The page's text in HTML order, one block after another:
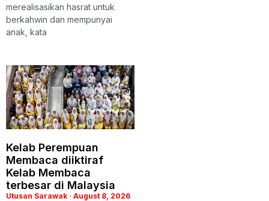
merealisasikan hasrat untuk
berkahwin dan mempunyai
anak, kata
Kelab Perempuan
Membaca diiktiraf
Kelab Membaca
terbesar di Malaysia
Utusan Sarawak August 8, 2026